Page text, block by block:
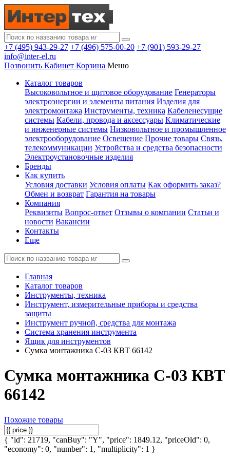
+7 (495) 943-29-27 +7 (496) 575-00-20 +7 (901) 593-29-27
info@inter-el.ru
Позвонить Кабинет Корзина Меню
Каталог товаров
Высоковольтное и щитовое оборудование Генераторы
электроэнергии и элементы питания Изделия для
электромонтажа Инструменты, техника Кабеленесущие
системы Кабели, провода и аксессуары Климатические
и инженерные системы Низковольтное и промышленное
электрооборудование Освещение Прочие товары Связь,
телекоммуникации Устройства и средства безопасности
Электроустановочные изделия
Бренды
Как купить
Условия доставки Условия оплаты Как оформить заказ?
Обмен и возврат Гарантия на товары
Компания
Реквизиты Вопрос-ответ Отзывы о компании Статьи и
новости Вакансии
Контакты
Еще
Главная
Каталог товаров
Инструменты, техника
Инструмент, измерительные приборы и средства
защиты
Инструмент ручной, средства для монтажа
Система хранения инструмента
Ящик для инструментов
Сумка монтажника С-03 КВТ 66142
Сумка монтажника С-03 КВТ
66142
Похожие товары
{ "id": 21719, "canBuy": "Y", "price": 1849.12, "priceOld": 0,
"economy": 0, "number": 1, "multiplicity": 1 }